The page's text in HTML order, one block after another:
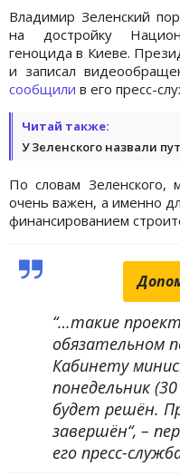
Владимир Зеленский
на достройку
геноцида в Киеве.
и записал
сообщили в его пресс-
Читай также:
У Зеленского назвали
По словам Зеленского,
очень важен, а именно
финансированием
“…такие
обязательном
Кабинету
понедельник
будет решён.
завершён“, –
его пресс-